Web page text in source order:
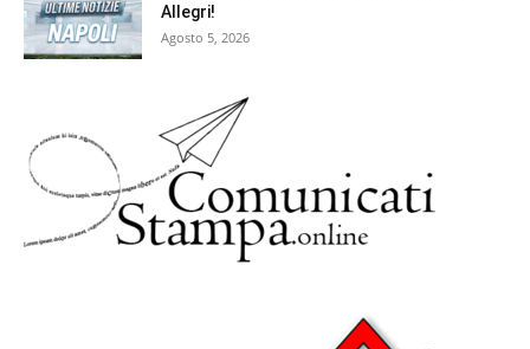
Allegri!
Agosto 5, 2026